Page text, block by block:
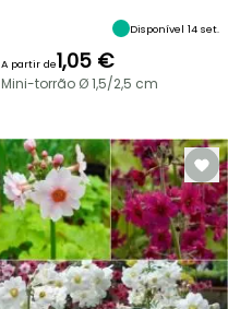
Disponível 14 set.
A partir de1,05 €
Mini-torrão Ø 1,5/2,5 cm